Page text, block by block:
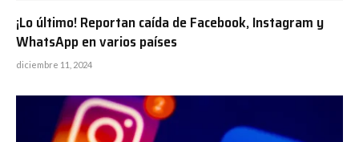
¡Lo último! Reportan caída de Facebook, Instagram y
WhatsApp en varios países
diciembre 11, 2024